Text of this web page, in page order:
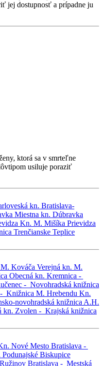
jej dostupnosť a prípadne ju
ktorá sa v smrteľne
usiluje poraziť
kn. Bratislava-
Miestna kn. Dúbravka
Kn. M. Mišíka Prievidza
Trenčianske Teplice
Kováča Verejná kn. M.
Obecná kn. Kremnica -
- Novohradská knižnica
Knižnica M. Hrebendu Kn.
novohradská knižnica A.H.
kn. Zvolen - Krajská knižnica
Nové Mesto Bratislava -
Biskupice
Bratislava - Mestská